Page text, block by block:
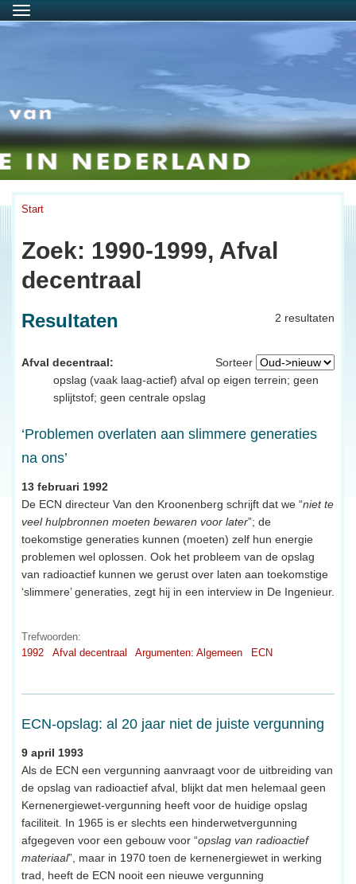
Menu
Start
Zoek: 1990-1999, Afval
decentraal
2 resultaten
Resultaten
Sorteer
Afval decentraal:
opslag (vaak laag-actief) afval op eigen terrein; geen
splijtstof; geen centrale opslag
‘Problemen overlaten aan slimmere generaties
na ons’
13 februari 1992
De ECN directeur Van den Kroonenberg schrijft dat we “niet te
veel hulpbronnen moeten bewaren voor later”; de
toekomstige generaties kunnen (moeten) zelf hun energie
problemen wel oplossen. Ook het probleem van de opslag
van radioactief kunnen we gerust over laten aan toekomstige
‘slimmere’ generaties, zegt hij in een interview in De Ingenieur.
Trefwoorden:
1992
Afval decentraal Argumenten: Algemeen ECN
ECN-opslag: al 20 jaar niet de juiste vergunning
9 april 1993
Als de ECN een vergunning aanvraagt voor de uitbreiding van
de opslag van radioactief afval, blijkt dat men helemaal geen
Kernenergiewet-vergunning heeft voor de huidige opslag
faciliteit. In 1965 is er slechts een hinderwetvergunning
afgegeven voor een gebouw voor “opslag van radioactief
materiaal”, maar in 1970 toen de kernenergiewet in werking
trad, heeft de ECN nooit een nieuwe vergunning